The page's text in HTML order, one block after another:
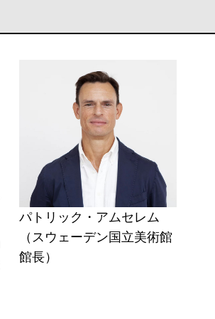
パトリック・アムセレム
（スウェーデン国立美術館
館長）